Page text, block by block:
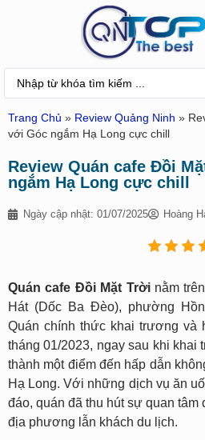
Trang Chủ » Review Quảng Ninh »
với Góc ngắm Hạ Long cực chill
Review Quán cafe Đồi
ngắm Hạ Long cực chill
Ngày cập nhật: 01/07/2025 Hoàng
Quán cafe Đồi Mặt Trời nằm
Hát (Dốc Ba Đèo), phường
Quán chính thức khai trương và
tháng 01/2023, ngay sau khi khai
thành một điểm đến hấp dẫn
Hạ Long. Với những dịch vụ ăn
đáo, quán đã thu hút sự quan
địa phương lẫn khách du lịch.